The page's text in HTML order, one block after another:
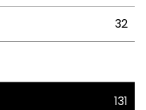
32
131